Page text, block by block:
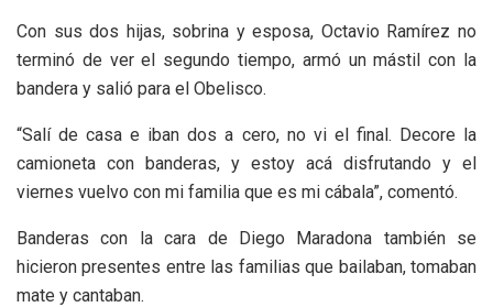
Con sus dos hijas, sobrina y esposa, Octavio Ramírez no
terminó de ver el segundo tiempo, armó un mástil con la
bandera y salió para el Obelisco.
“Salí de casa e iban dos a cero, no vi el final. Decore la
camioneta con banderas, y estoy acá disfrutando y el
viernes vuelvo con mi familia que es mi cábala”, comentó.
Banderas con la cara de Diego Maradona también se
hicieron presentes entre las familias que bailaban, tomaban
mate y cantaban.